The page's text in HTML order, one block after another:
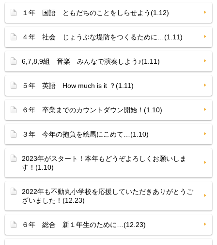
１年 国語 ともだちのことをしらせよう(1.12)
４年 社会 じょうぶな堤防をつくるために…(1.11)
6,7,8,9組 音楽 みんなで演奏しよう♪(1.11)
５年 英語 How much is it ？(1.11)
６年 卒業までのカウントダウン開始！(1.10)
３年 今年の抱負を絵馬にこめて…(1.10)
2023年がスタート！本年もどうぞよろしくお願いしま
す！(1.10)
2022年も不動丸小学校を応援していただきありがとうご
ざいました！(12.23)
６年 総合 新１年生のために…(12.23)